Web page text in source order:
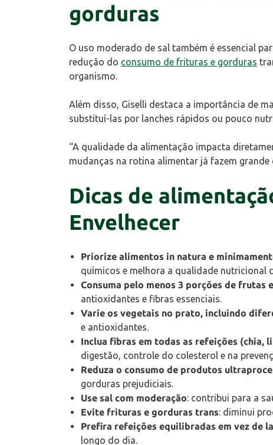
gorduras
O uso moderado de sal também é essencial
redução do consumo de frituras e gorduras
organismo.
Além disso, Giselli destaca a importância de
substituí-las por lanches rápidos ou pouco
“A qualidade da alimentação impacta
mudanças na rotina alimentar já fazem
Dicas de
Envelhecer
Priorize alimentos in natura e
químicos e melhora a qualidade nutricional
Consuma pelo menos 3 porções de frutas
antioxidantes e fibras essenciais.
Varie os vegetais no prato, incluindo
e antioxidantes.
Inclua fibras em todas as refeições (chia,
digestão, controle do colesterol e na
Reduza o consumo de produtos
gorduras prejudiciais.
Use sal com moderação: contribui para a
Evite frituras e gorduras trans: diminui
Prefira refeições equilibradas em vez de
longo do dia.